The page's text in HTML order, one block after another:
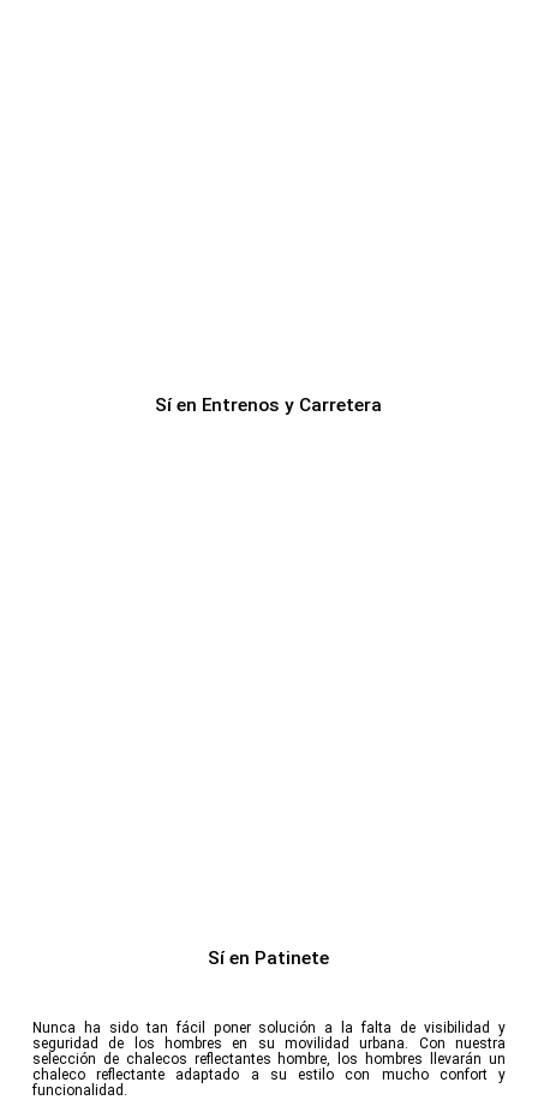
Sí en Entrenos y Carretera
Sí en Patinete
Nunca ha sido tan fácil poner solución a la falta de visibilidad y
seguridad de los hombres en su movilidad urbana. Con nuestra
selección de chalecos reflectantes hombre, los hombres llevarán un
chaleco reflectante adaptado a su estilo con mucho confort y
funcionalidad.